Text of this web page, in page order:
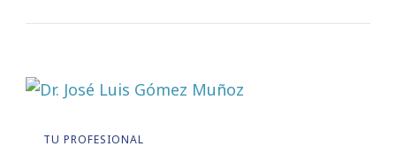
TU PROFESIONAL